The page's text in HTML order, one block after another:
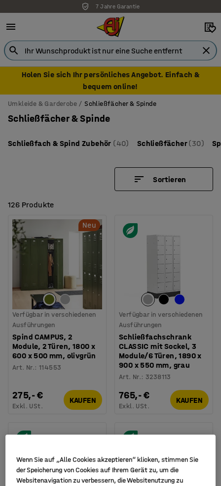
7 Jahre Garantie
Holen Sie sich Ihr persönliches Angebot. Einfach &
bequem online!
Umkleide & Garderobe Schließfächer & Spinde
Schließfächer & Spinde
Schließfach & Spind Zubehör (40) Schließfächer(30)
Sortieren
126 Produkte
Neu
Verfügbar in verschiedenen
Ausführungen
Spind CAMPUS, 2
Module, 2 Türen, 1800 x
600 x 500 mm, olivgrün
Art. Nr.:114553
275,- €
Exkl. USt.
KAUFEN
Verfügbar in verschiedenen
Ausführungen
Schließfachschrank
CLASSIC mit Sockel, 3
Module/6 Türen, 1890 x
900 x 550 mm, grau
Art. Nr.:3238113
765,- €
Exkl. USt.
KAUFEN
Wenn Sie auf „Alle Cookies akzeptieren“ klicken, stimmen Sie
der Speicherung von Cookies auf Ihrem Gerät zu, um die
Websitenavigation zu verbessern, die Websitenutzung zu